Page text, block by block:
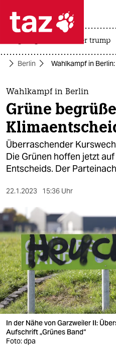
 taz zahl
taz zahl ich
themen
politik
öko
gesellschaft
sport
berlin
nord
wahrheit
verlag
verlag
veranstaltungen
usa unter trump
Berlin Wahlkampf in
Wahlkampf in Berlin
Grüne
Überraschender
Die Grünen hoffen jetzt
Entscheids. Der
22.1.2023 15:36 Uhr
In der Nähe von Garzweiler II:
Aufschrift „Grünes Band“
Foto: dpa